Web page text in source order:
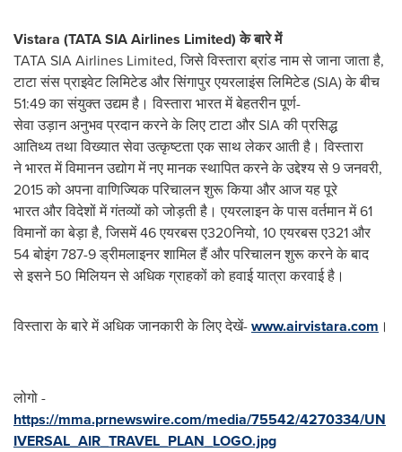
Vistara (TATA SIA Airlines Limited)केबारेमें
TATA SIA Airlines Limited, जिसे विस्तारा ब्रांड नाम से जाना जाता है,
टाटा संस प्राइवेट लिमिटेड और सिंगापुर एयरलाइंस लिमिटेड (SIA) के बीच
51:49 का संयुक्त उद्यम है। विस्तारा भारत में बेहतरीन पूर्ण-
सेवा उड़ान अनुभव प्रदान करने के लिए टाटा और SIA की प्रसिद्ध
आतिथ्य तथा विख्‍यात सेवा उत्कृष्टता एक साथ लेकर आती है। विस्तारा
ने भारत में विमानन उद्योग में नए मानक स्थापित करने के उद्देश्य से 9 जनवरी,
2015 को अपना वाणिज्यिक परिचालन शुरू किया और आज यह पूरे
भारत और विदेशों में गंतव्यों को जोड़ती है। एयरलाइन के पास वर्तमान में 61
विमानों का बेड़ा है, जिसमें 46 एयरबस ए320नियो, 10 एयरबस ए321 और
54 बोइंग 787-9 ड्रीमलाइनर शामिल हैं और परिचालन शुरू करने के बाद
से इसने 50 मिलियन से अधिक ग्राहकों को हवाई यात्रा करवाई है।
विस्तारा के बारे में अधिक जानकारी के लिए देखें-www.airvistara.com ।
लोगो -
https://mma.prnewswire.com/media/75542/4270334/UN
IVERSAL_AIR_TRAVEL_PLAN_LOGO.jpg